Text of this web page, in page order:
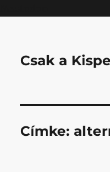
Csak a
Címke: